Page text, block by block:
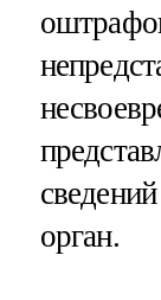
орган.